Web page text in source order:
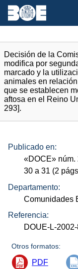
Decisión de la
modifica por
marcado y la
animales en
que se establecen
aftosa en el Reino
293].
Publicado en:
«DOCE» núm.
30 a 31 (2
Departamento:
Comunidades
Referencia:
DOUE-L-
Otros formatos:
PDF